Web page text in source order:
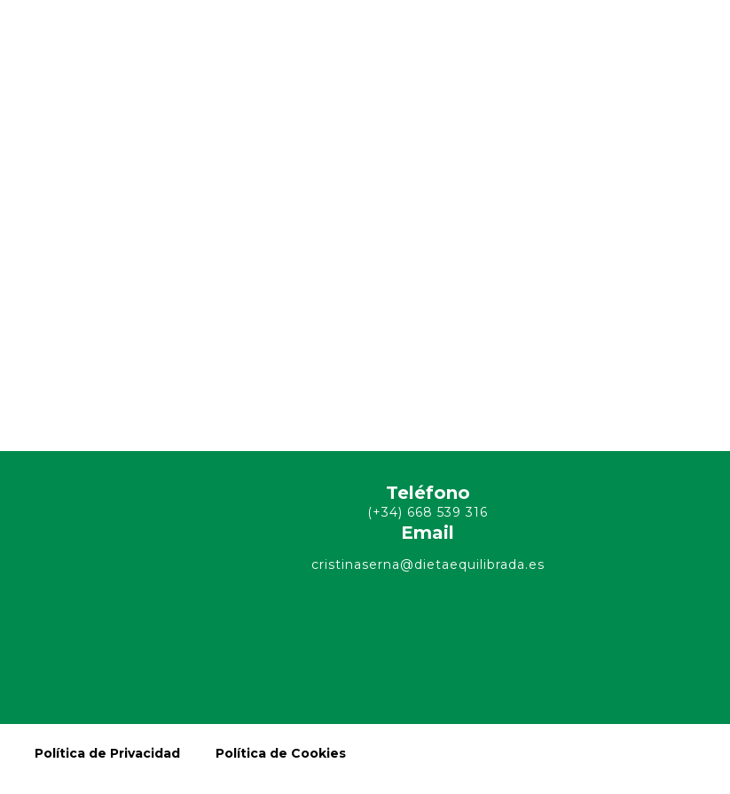
Teléfono
(+34) 668 539 316
Email
cristinaserna@dietaequilibrada.es
Política de Privacidad Política de Cookies